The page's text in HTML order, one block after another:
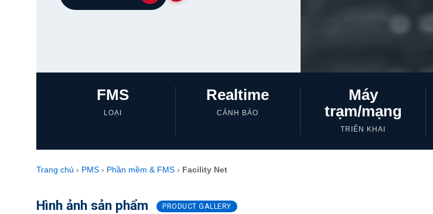
FMS
LOẠI
Realtime
CẢNH BÁO
Máy
trạm/mạng
TRIỂN KHAI
Trang chủ › PMS › Phần mềm & FMS › Facility Net
Hình ảnh sản phẩm PRODUCT GALLERY